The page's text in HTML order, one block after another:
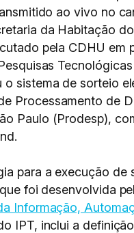
ao vivo no
da Habitação
pela CDHU em
o sistema de sorteio
Processamento de
Paulo (Prodesp),
para a execução de
foi desenvolvida
Informação,
IPT, inclui a